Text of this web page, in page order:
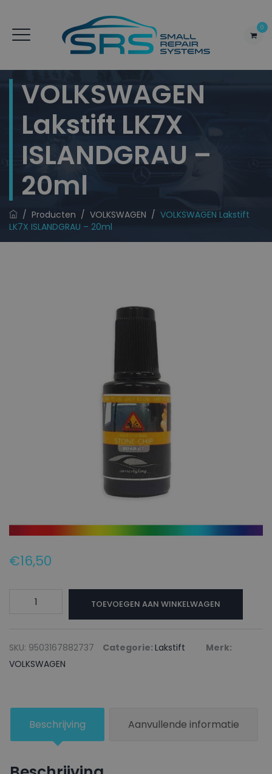
0
VOLKSWAGEN
Lakstift LK7X
ISLANDGRAU –
20ml
/ Producten / VOLKSWAGEN / VOLKSWAGEN Lakstift
LK7X ISLANDGRAU – 20ml
€16,50
VOLKSWAGEN
ISLANDGRAU
-
TOEVOEGEN AAN WINKELWAGEN
SKU: 9503167882737 Categorie: Lakstift
Merk:
VOLKSWAGEN
Beschrijving Aanvullende informatie